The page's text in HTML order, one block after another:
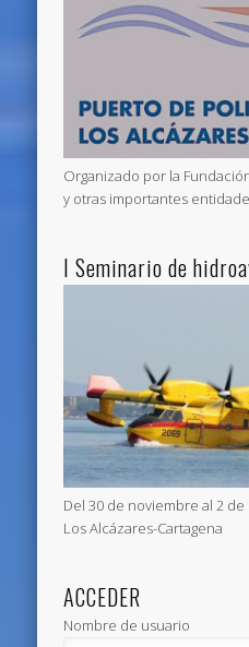
Organizado por la
y otras importantes
I Seminario de
Del 30 de noviembre al 2
Los Alcázares-Cartagena
ACCEDER
Nombre de usuario